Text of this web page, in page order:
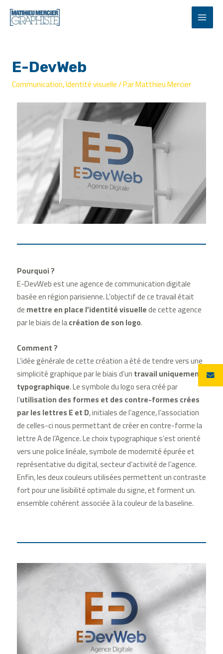
E-DevWeb
Communication,Identité visuelle/ ParMatthieu Mercier
Pourquoi ?
E-DevWeb est une agence de communication digitale
basée en région parisienne. L’objectif de ce travail était
demettre en place l’identité visuellede cette agence
par le biais de lacréation de son logo.
Comment ?
L’idée générale de cette création a été de tendre vers une
simplicité graphique par le biais d’untravail uniquement
typographique. Le symbole du logo sera créé par
l’utilisation des formes et des contre-formes crées
par les lettres E et D, initiales de l’agence, l’association
de celles-ci nous permettant de créer en contre-forme la
lettre A de l’Agence. Le choix typographique s’est orienté
vers une police linéale, symbole de modernité épurée et
représentative du digital, secteur d’activité de l’agence.
Enfin, les deux couleurs utilisées permettent un contraste
fort pour une lisibilité optimale du signe, et forment un.
ensemble cohérent associée à la couleur de la baseline.